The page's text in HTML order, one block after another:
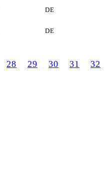
DE
DE
28 29 30 31 32